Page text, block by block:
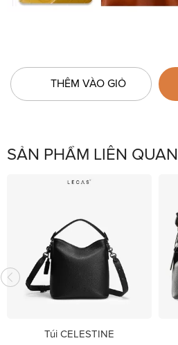
THÊM VÀO GIỎ
SẢN PHẨM LIÊN QUAN
Túi CELESTINE